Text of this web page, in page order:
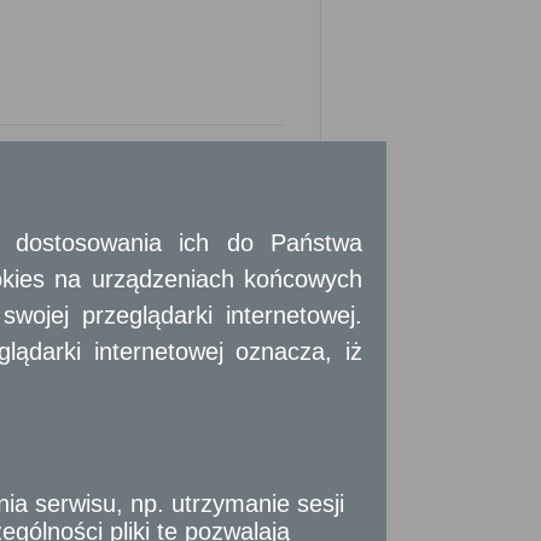
podpisem lub w postaci
zaufanym albo podpisem osobistym.
samorządu terytorialnego, organów
ich do Państwa
na urządzeniach końcowych
przeglądarki internetowej.
internetowej oznacza, iż
serwisu, np. utrzymanie sesji
pliki te pozwalają